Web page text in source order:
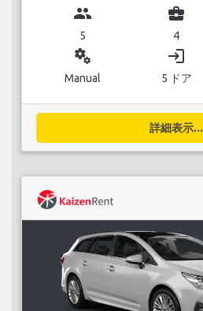
group
5
business_center
4
miscellaneous_services
Manual
login
5 ドア
詳細表示...